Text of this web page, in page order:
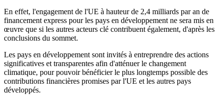
En effet, l'engagement de l'UE à hauteur de 2,4 milliards par an de
financement express pour les pays en développement ne sera mis en
œuvre que si les autres acteurs clé contribuent également, d'après les
conclusions du sommet.
Les pays en développement sont invités à entreprendre des actions
significatives et transparentes afin d'atténuer le changement
climatique, pour pouvoir bénéficier le plus longtemps possible des
contributions financières promises par l'UE et les autres pays
développés.